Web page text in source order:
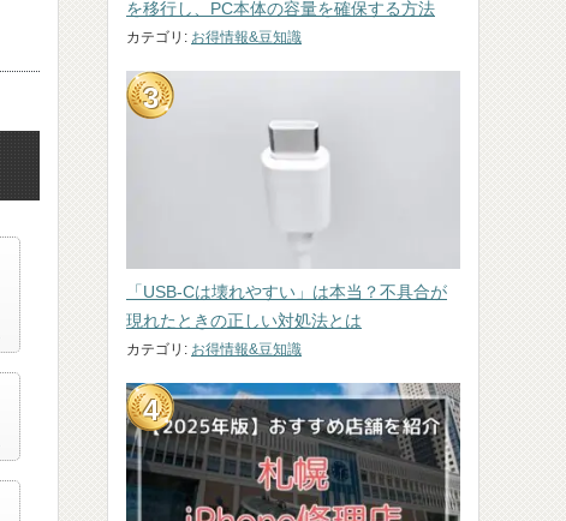
を移行し、PC本体の容量を確保する方法
カテゴリ: お得情報&豆知識
「USB-Cは壊れやすい」は本当？不具合が
現れたときの正しい対処法とは
カテゴリ: お得情報&豆知識